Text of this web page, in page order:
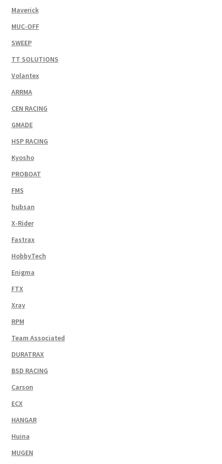
Maverick
MUC-OFF
SWEEP
TT SOLUTIONS
Volantex
ARRMA
CEN RACING
GMADE
HSP RACING
Kyosho
PROBOAT
FMS
hubsan
X-Rider
Fastrax
HobbyTech
Enigma
FTX
Xray
RPM
Team Associated
DURATRAX
BSD RACING
Carson
ECX
HANGAR
Huina
MUGEN